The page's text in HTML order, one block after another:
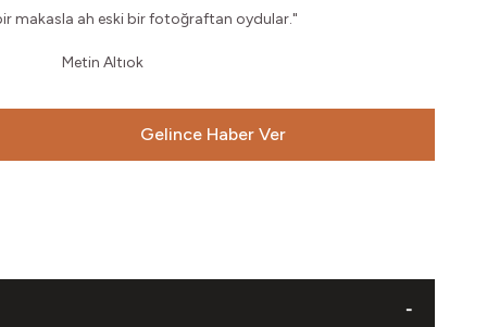
makasla ah eski bir fotoğraftan oydular."
Metin Altıok
Gelince Haber Ver